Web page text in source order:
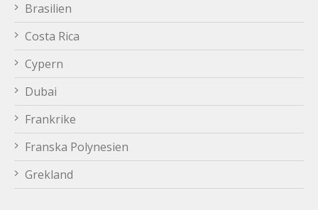
Brasilien
Costa Rica
Cypern
Dubai
Frankrike
Franska Polynesien
Grekland